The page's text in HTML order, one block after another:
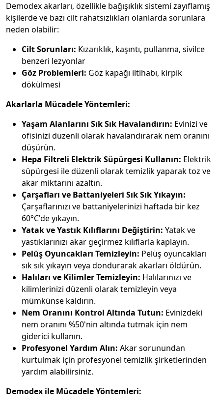
Demodex akarları, özellikle bağışıklık sistemi zayıflamış
kişilerde ve bazı cilt rahatsızlıkları olanlarda sorunlara
neden olabilir:
Cilt Sorunları: Kızarıklık, kaşıntı, pullanma, sivilce
benzeri lezyonlar
Göz Problemleri: Göz kapağı iltihabı, kirpik
dökülmesi
Akarlarla Mücadele Yöntemleri:
Yaşam Alanlarını Sık Sık Havalandırın: Evinizi ve
ofisinizi düzenli olarak havalandırarak nem oranını
düşürün.
Hepa Filtreli Elektrik Süpürgesi Kullanın: Elektrik
süpürgesi ile düzenli olarak temizlik yaparak toz ve
akar miktarını azaltın.
Çarşafları ve Battaniyeleri Sık Sık Yıkayın:
Çarşaflarınızı ve battaniyelerinizi haftada bir kez
60°C'de yıkayın.
Yatak ve Yastık Kılıflarını Değiştirin: Yatak ve
yastıklarınızı akar geçirmez kılıflarla kaplayın.
Pelüş Oyuncakları Temizleyin: Pelüş oyuncakları
sık sık yıkayın veya dondurarak akarları öldürün.
Halıları ve Kilimler Temizleyin: Halılarınızı ve
kilimlerinizi düzenli olarak temizleyin veya
mümkünse kaldırın.
Nem Oranını Kontrol Altında Tutun: Evinizdeki
nem oranını %50'nin altında tutmak için nem
giderici kullanın.
Profesyonel Yardım Alın: Akar sorunundan
kurtulmak için profesyonel temizlik şirketlerinden
yardım alabilirsiniz.
Demodex ile Mücadele Yöntemleri: